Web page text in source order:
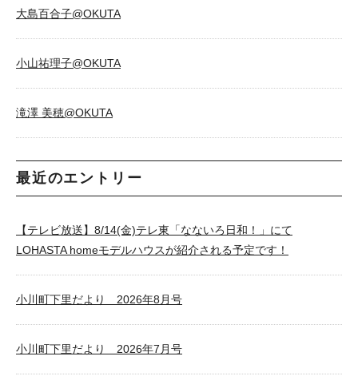
大島百合子@OKUTA
小山祐理子@OKUTA
滝澤 美穂@OKUTA
最近のエントリー
【テレビ放送】8/14(金)テレ東「なないろ日和！」にて
LOHASTA homeモデルハウスが紹介される予定です！
小川町下里だより 2026年8月号
小川町下里だより 2026年7月号